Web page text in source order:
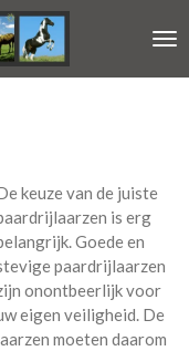
keuze van de juiste
is erg
Goede en
paardrijlaarzen
onontbeerlijk voor
eigen veiligheid. De
moeten daarom